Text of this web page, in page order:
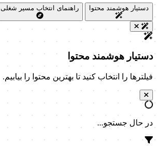
دستیار هوشمند محتوا راهنمای انتخاب مسیر شغلی
دستیار هوشمند محتوا
فیلترها را انتخاب کنید تا بهترین محتوا را بیابیم.
در حال جستجو...